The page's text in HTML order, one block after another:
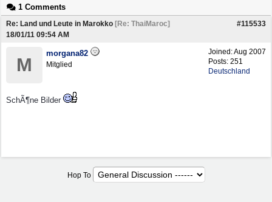
1 Comments
Re: Land und Leute in Marokko [Re: ThaiMaroc]
#115533
18/01/11 09:54 AM
Joined:Aug 2007
Posts: 251
Deutschland
M
morgana82
Mitglied
SchÃ¶ne Bilder
Hop To